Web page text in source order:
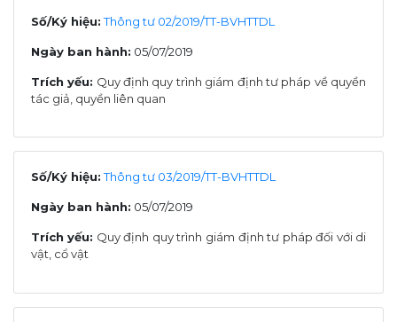
Số/Ký hiệu: Thông tư 02/2019/TT-BVHTTDL
Ngày ban hành: 05/07/2019
Trích yếu: Quy định quy trình giám định tư pháp về quyền
tác giả, quyền liên quan
Số/Ký hiệu: Thông tư 03/2019/TT-BVHTTDL
Ngày ban hành: 05/07/2019
Trích yếu: Quy định quy trình giám định tư pháp đối với di
vật, cổ vật